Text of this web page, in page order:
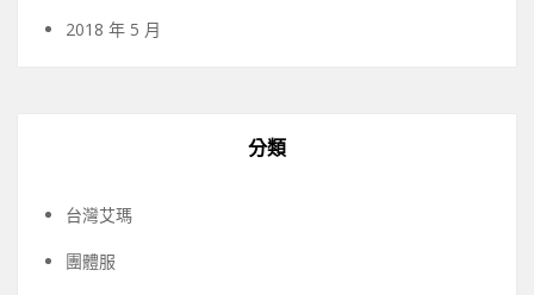
2018 年 5 月
分類
台灣艾瑪
團體服